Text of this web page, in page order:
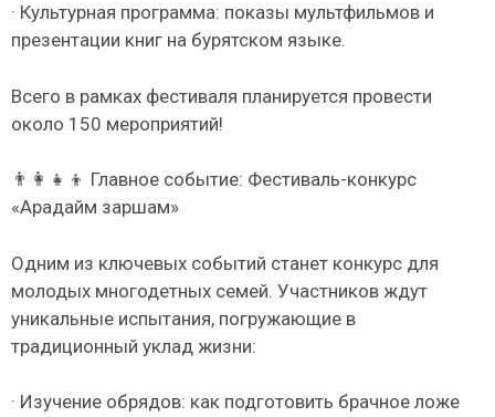
· Культурная программа: показы мультфильмов и
презентации книг на бурятском языке.
Всего в рамках фестиваля планируется провести
около 150 мероприятий!
👨‍👩‍👧‍👦 Главное событие: Фестиваль-конкурс
«Арадайм заршам»
Одним из ключевых событий станет конкурс для
молодых многодетных семей. Участников ждут
уникальные испытания, погружающие в
традиционный уклад жизни:
· Изучение обрядов: как подготовить брачное ложе